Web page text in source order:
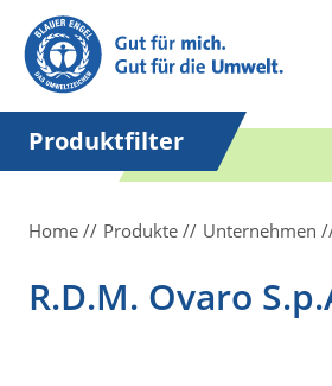
Suchbegriff in
Anführungszeichen
setzen.
Produktfilter
Home Produkte Unternehmen
R.D.M. Ovaro